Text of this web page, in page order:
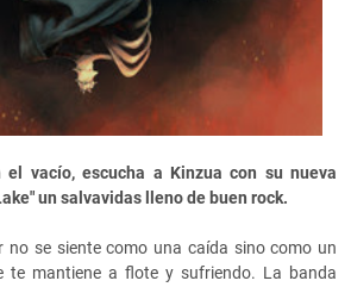
vacío, escucha a Kinzua con su nueva
un salvavidas lleno de buen rock.
no se siente como una caída sino como un
te mantiene a flote y sufriendo. La banda